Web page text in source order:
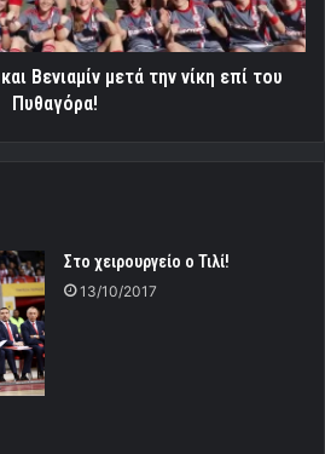
Βενιαμίν μετά την νίκη επί του
Πυθαγόρα!
Στο χειρουργείο ο Τιλί!
13/10/2017